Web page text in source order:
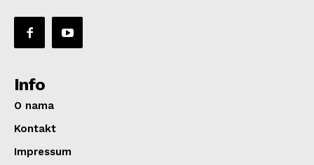
Info
O nama
Kontakt
Impressum